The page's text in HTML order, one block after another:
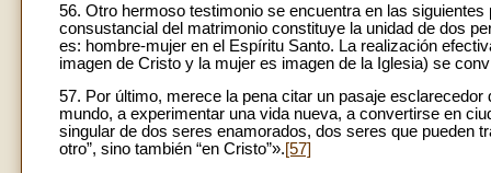
56. Otro hermoso testimonio se encuentra en las
consustancial del matrimonio constituye la unidad de dos
es: hombre-mujer en el Espíritu Santo. La realización
imagen de Cristo y la mujer es imagen de la Iglesia) se
57. Por último, merece la pena citar un pasaje
mundo, a experimentar una vida nueva, a convertirse en
singular de dos seres enamorados, dos seres que pueden
otro”, sino también “en Cristo”».[57]